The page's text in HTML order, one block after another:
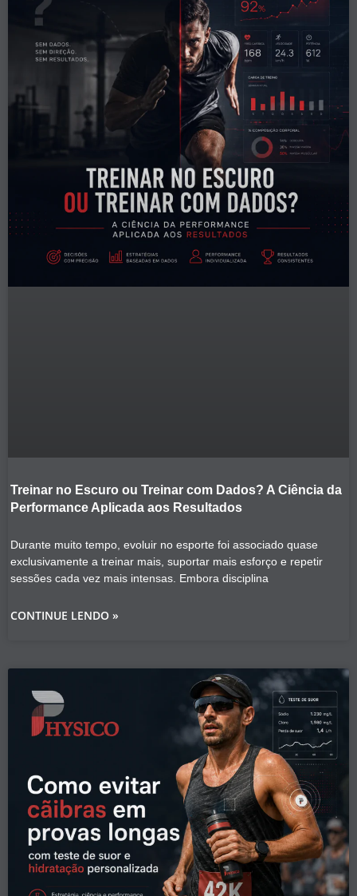
Treinar no Escuro ou Treinar com Dados? A Ciência da
Performance Aplicada aos Resultados
Durante muito tempo, evoluir no esporte foi associado quase
exclusivamente a treinar mais, suportar mais esforço e repetir
sessões cada vez mais intensas. Embora disciplina
CONTINUE LENDO »